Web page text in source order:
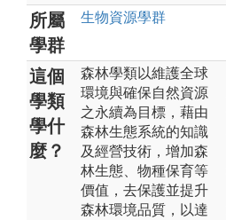
所屬
學群
生物資源學群
這個
學類
學什
麼？
森林學類以維護全球
環境與確保自然資源
之永續為目標，藉由
森林生態系統的知識
及經營技術，增加森
林生態、物種保育等
價值，去保護並提升
森林環境品質，以達